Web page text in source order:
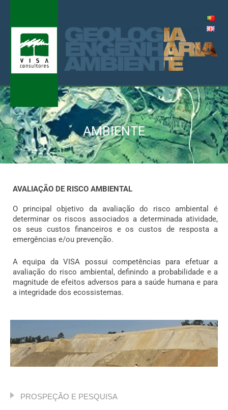
content
AMBIENTE
PROSPEÇÃO E PESQUISA
AVALIAÇÃO DE RISCO AMBIENTAL
O principal objetivo da avaliação do risco ambiental é
determinar os riscos associados a determinada atividade,
os seus custos financeiros e os custos de resposta a
emergências e/ou prevenção.
A equipa da VISA possui competências para efetuar a
avaliação do risco ambiental, definindo a probabilidade e a
magnitude de efeitos adversos para a saúde humana e para
a integridade dos ecossistemas.